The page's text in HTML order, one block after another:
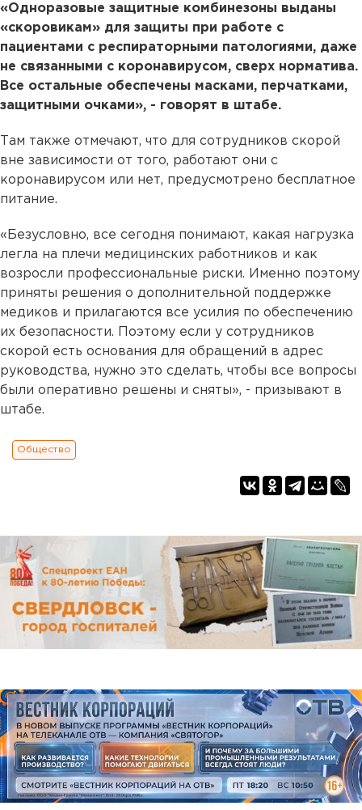
«Одноразовые защитные комбинезоны выданы
«скоровикам» для защиты при работе с
пациентами с респираторными патологиями, даже
не связанными с коронавирусом, сверх норматива.
Все остальные обеспечены масками, перчатками,
защитными очками», - говорят в штабе.
Там также отмечают, что для сотрудников скорой
вне зависимости от того, работают они с
коронавирусом или нет, предусмотрено бесплатное
питание.
«Безусловно, все сегодня понимают, какая нагрузка
легла на плечи медицинских работников и как
возросли профессиональные риски. Именно поэтому
приняты решения о дополнительной поддержке
медиков и прилагаются все усилия по обеспечению
их безопасности. Поэтому если у сотрудников
скорой есть основания для обращений в адрес
руководства, нужно это сделать, чтобы все вопросы
были оперативно решены и сняты», - призывают в
штабе.
Общество